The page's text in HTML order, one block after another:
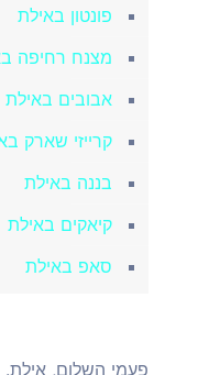
פונטון באילת
מצנח רחיפה
אבובים באילת
קרייזי שארק
בננה באילת
קיאקים באילת
סאפ באילת
פעמי השלום, אילת.